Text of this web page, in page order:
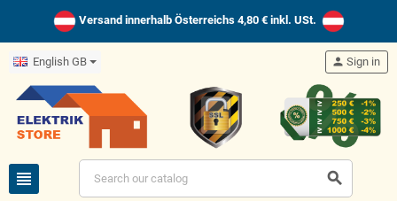
Versand innerhalb Österreichs 4,80 € inkl. USt.
English GB
view_headline search
person Sign in